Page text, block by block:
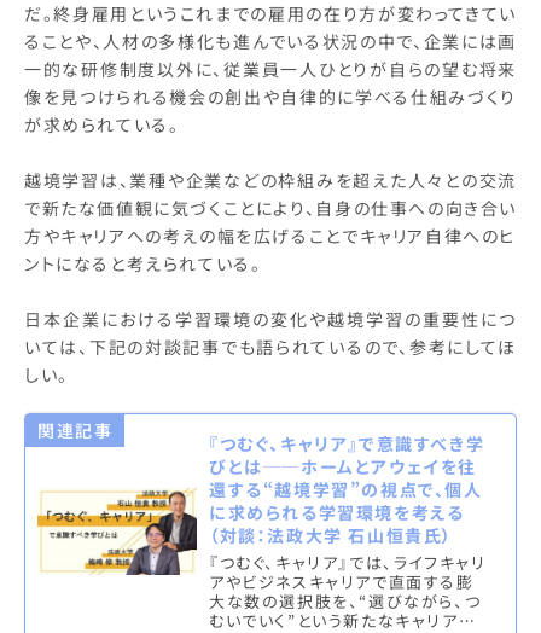
だ。終身雇用というこれまでの雇用の在り方が変わってきてい
ることや、人材の多様化も進んでいる状況の中で、企業には画
一的な研修制度以外に、従業員一人ひとりが自らの望む将来
像を見つけられる機会の創出や自律的に学べる仕組みづくり
が求められている。
越境学習は、業種や企業などの枠組みを超えた人々との交流
で新たな価値観に気づくことにより、自身の仕事への向き合い
方やキャリアへの考えの幅を広げることでキャリア自律へのヒ
ントになると考えられている。
日本企業における学習環境の変化や越境学習の重要性につ
いては、下記の対談記事でも語られているので、参考にしてほ
しい。
関連記事
『つむぐ、キャリア』で意識すべき学
びとは──ホームとアウェイを往
還する“越境学習”の視点で、個人
に求められる学習環境を考える
（対談：法政大学 石山恒貴氏）
『つむぐ、キャリア』では、ライフキャリ
アやビジネスキャリアで直面する膨
大な数の選択肢を、“選びながら、つ
むいでいく”という新たなキャリアデザ